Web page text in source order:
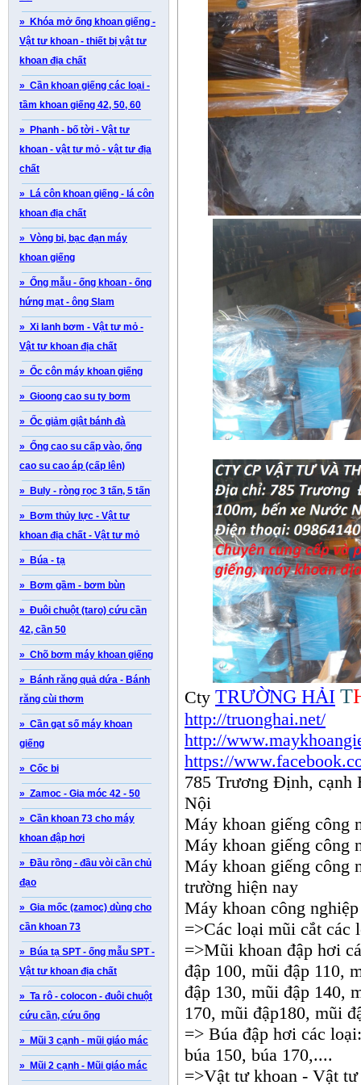
» Khóa mở ống khoan giếng -
Vật tư khoan - thiết bị vật tư
khoan địa chất
» Cần khoan giếng các loại -
tầm khoan giếng 42, 50, 60
» Phanh - bố tời - Vật tư
khoan - vật tư mỏ - vật tư địa
chất
» Lá côn khoan giếng - lá côn
khoan địa chất
» Vòng bi, bạc đạn máy
khoan giếng
» Ống mẫu - ống khoan - ống
hứng mạt - ông Slam
» Xi lanh bơm - Vật tư mỏ -
Vật tư khoan địa chất
» Ốc côn máy khoan giếng
» Gioong cao su ty bơm
» Ốc giảm giật bánh đà
» Ống cao su cấp vào, ống
cao su cao áp (cấp lên)
» Buly - ròng rọc 3 tấn, 5 tấn
» Bơm thủy lực - Vật tư
khoan địa chất - Vật tư mỏ
» Búa - tạ
» Bơm gầm - bơm bùn
» Đuôi chuột (taro) cứu cần
42, cần 50
» Chõ bơm máy khoan giếng
» Bánh răng quả dứa - Bánh
răng cùi thơm
» Cần gạt số máy khoan
giếng
» Cốc bi
» Zamoc - Gia móc 42 - 50
» Cần khoan 73 cho máy
khoan đập hơi
» Đầu rồng - đầu vòi cần chủ
đạo
» Gia mốc (zamoc) dùng cho
cần khoan 73
» Búa tạ SPT - ống mẫu SPT -
Vật tư khoan địa chất
» Ta rô - colocon - đuôi chuột
cứu cần, cứu ống
» Mũi 3 cạnh - mũi giáo mác
» Mũi 2 cạnh - Mũi giáo mác
Cty TRƯỜNG HẢI T
http://truonghai.net/
http://
https://
785 Trương Định, cạnh
Nội
Máy khoan giếng công
Máy khoan giếng công
Máy khoan giếng công
trường hiện nay
Máy khoan công
=>Các loại mũi cắt các
=>Mũi khoan đập hơi
đập 100, mũi đập 110,
đập 130, mũi đập 140,
170, mũi đập180, mũi
=> Búa đập hơi các
búa 150, búa 170,....
=>Vật tư khoan - Vật